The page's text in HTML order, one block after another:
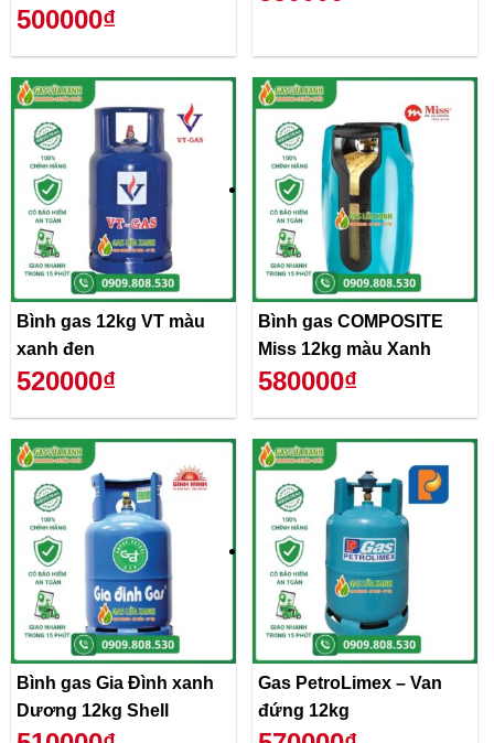
500000₫
Bình gas 12kg VT màu
xanh đen
520000₫
Bình gas COMPOSITE
Miss 12kg màu Xanh
580000₫
Bình gas Gia Đình xanh
Dương 12kg Shell
Gas PetroLimex – Van
đứng 12kg